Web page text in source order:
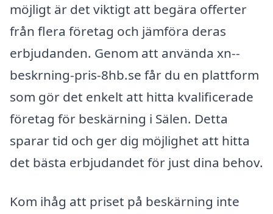
möjligt är det viktigt att begära offerter
från flera företag och jämföra deras
erbjudanden. Genom att använda xn--
beskrning-pris-8hb.se får du en plattform
som gör det enkelt att hitta kvalificerade
företag för beskärning i Sälen. Detta
sparar tid och ger dig möjlighet att hitta
det bästa erbjudandet för just dina behov.
Kom ihåg att priset på beskärning inte